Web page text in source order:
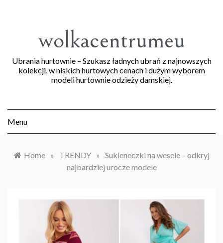
wolkacentrumeu
Ubrania hurtownie – Szukasz ładnych ubrań z najnowszych
kolekcji, w niskich hurtowych cenach i dużym wyborem
modeli hurtownie odzieży damskiej.
Menu
Home » TRENDY » Sukieneczki na wesele – odkryj
najbardziej urocze modele